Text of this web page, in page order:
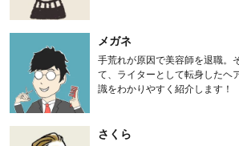
メガネ
手荒れが原因で美容師を退職。
て、ライターとして転身したヘ
識をわかりやすく紹介します！
さくら